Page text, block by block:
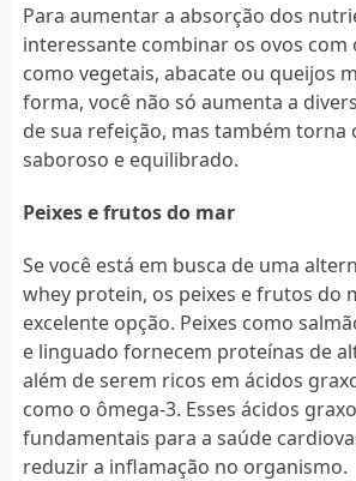
Para aumentar a absorção dos
interessante combinar os ovos
como vegetais, abacate ou queijos
forma, você não só aumenta a
de sua refeição, mas também torna
saboroso e equilibrado.
Peixes e frutos do mar
Se você está em busca de uma
whey protein, os peixes e frutos do
excelente opção. Peixes como
e linguado fornecem proteínas de
além de serem ricos em ácidos
como o ômega-3. Esses ácidos
fundamentais para a saúde
reduzir a inflamação no organismo.